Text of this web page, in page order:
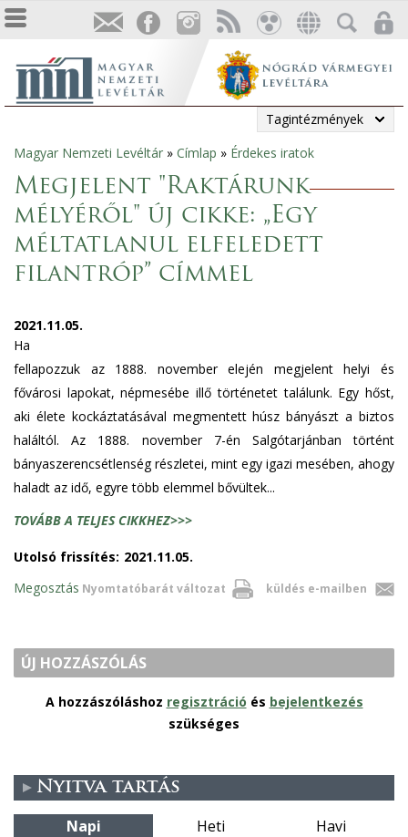
Tagintézmények
Jelenlegi
hely
Magyar Nemzeti Levéltár » Címlap » Érdekes iratok
Megjelent "Raktárunk
mélyéről" új cikke: „Egy
méltatlanul elfeledett
filantróp” címmel
2021.11.05.
Ha
fellapozzuk az 1888. november elején megjelent helyi és
fővárosi lapokat, népmesébe illő történetet találunk. Egy hőst,
aki élete kockáztatásával megmentett húsz bányászt a biztos
haláltól. Az 1888. november 7-én Salgótarjánban történt
bányaszerencsétlenség részletei, mint egy igazi mesében, ahogy
haladt az idő, egyre több elemmel bővültek...
TOVÁBB A TELJES CIKKHEZ>>>
Utolsó frissítés: 2021.11.05.
Nyomtatóbarát változat küldés e-mailben
Megosztás
ÚJ HOZZÁSZÓLÁS
A hozzászóláshoz regisztráció és bejelentkezés
szükséges
Nyitva tartás
Napi Heti Havi